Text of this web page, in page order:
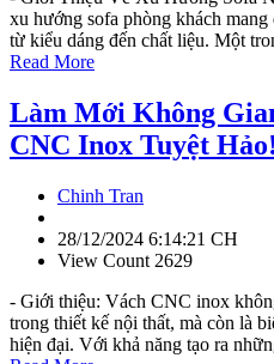
xu hướng sofa phòng khách
từ kiểu dáng đến chất liệu. Một
Read More
Làm Mới Không
CNC Inox Tuyệt Hảo!
Chinh Tran
28/12/2024 6:14:21 CH
View Count 2629
- Giới thiệu: Vách CNC inox
trong thiết kế nội thất, mà còn là
hiện đại. Với khả năng tạo ra